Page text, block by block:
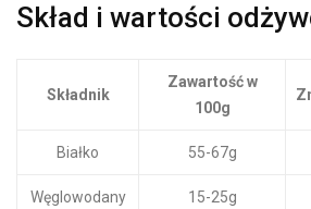
Skład i wartości
Składnik
Zawartość w
100g
Białko 55-67g
Węglowodany 15-25g